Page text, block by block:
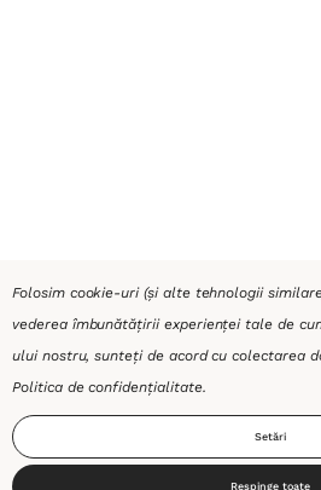
Folosim cookie-uri (și alte tehnologii
vederea îmbunătățirii experienței tale de
ului nostru, sunteți de acord cu colectarea
Politica de confidențialitate.
Setări
Respinge toate